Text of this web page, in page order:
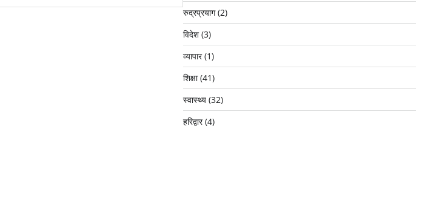
रुद्रप्रयाग(2)
विदेश(3)
व्यापार(1)
शिक्षा(41)
स्वास्थ्य(32)
हरिद्वार(4)